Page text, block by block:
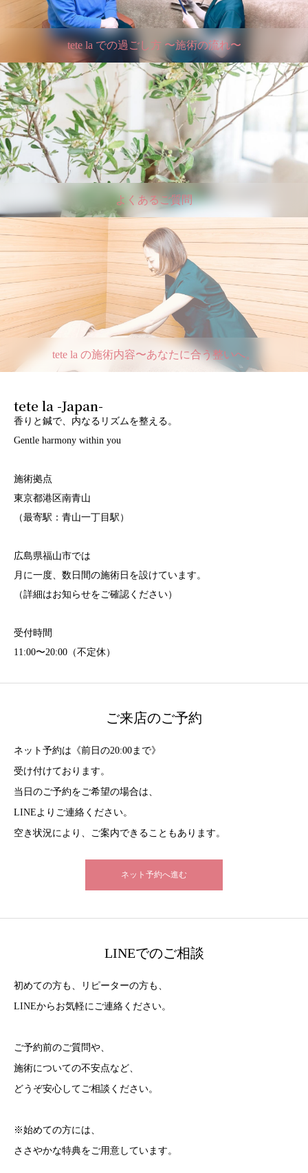
tete la での過ごし方 〜施術の流れ〜
よくあるご質問
tete la の施術内容〜あなたに合う整いへ。
tete la -Japan-
香りと鍼で、内なるリズムを整える。
Gentle harmony within you
施術拠点
東京都港区南青山
（最寄駅：青山一丁目駅）
広島県福山市では
月に一度、数日間の施術日を設けています。
（詳細はお知らせをご確認ください）
受付時間
11:00〜20:00（不定休）
ご来店のご予約
ネット予約は《前日の20:00まで》
受け付けております。
当日のご予約をご希望の場合は、
LINEよりご連絡ください。
空き状況により、ご案内できることもあります。
ネット予約へ進む
LINEでのご相談
初めての方も、リピーターの方も、
LINEからお気軽にご連絡ください。
ご予約前のご質問や、
施術についての不安点など、
どうぞ安心してご相談ください。
※始めての方には、
ささやかな特典をご用意しています。